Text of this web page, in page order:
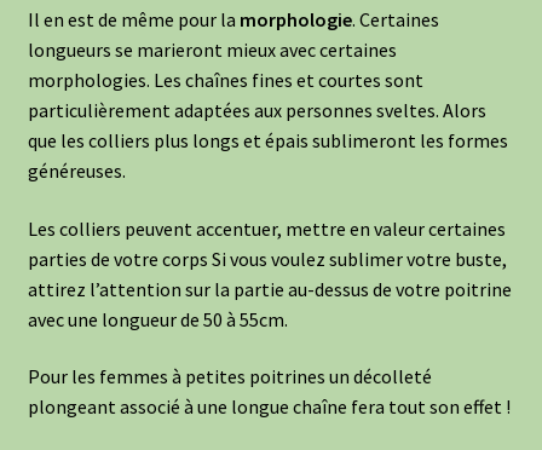
Il en est de même pour la morphologie. Certaines
longueurs se marieront mieux avec certaines
morphologies. Les chaînes fines et courtes sont
particulièrement adaptées aux personnes sveltes. Alors
que les colliers plus longs et épais sublimeront les formes
généreuses.
Les colliers peuvent accentuer, mettre en valeur certaines
parties de votre corps Si vous voulez sublimer votre buste,
attirez l’attention sur la partie au-dessus de votre poitrine
avec une longueur de 50 à 55cm.
Pour les femmes à petites poitrines un décolleté
plongeant associé à une longue chaîne fera tout son effet !